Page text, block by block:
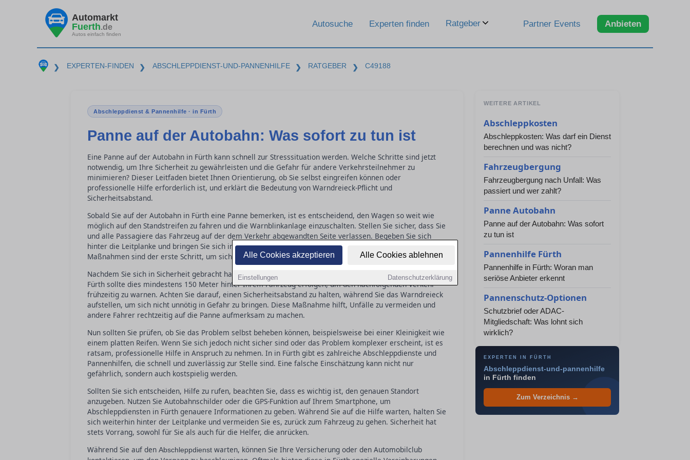
Alle Cookies akzeptieren Alle Cookies ablehnen
Einstellungen Datenschutzerklärung
Automarkt
Fuerth.de
Autos einfach finden
Autosuche Experten finden Ratgeber Partner Events Anbieten
❯ EXPERTEN-FINDEN ❯ ABSCHLEPPDIENST-UND-PANNENHILFE ❯ RATGEBER ❯ C49188
Abschleppdienst & Pannenhilfe · in Fürth
Panne auf der Autobahn: Was sofort zu tun ist
Eine Panne auf der Autobahn in Fürth kann schnell zur Stresssituation werden. Welche Schritte sind jetzt
notwendig, um Ihre Sicherheit zu gewährleisten und die Gefahr für andere Verkehrsteilnehmer zu
minimieren? Dieser Leitfaden bietet Ihnen Orientierung, ob Sie selbst eingreifen können oder
professionelle Hilfe erforderlich ist, und erklärt die Bedeutung von Warndreieck-Pflicht und
Sicherheitsabstand.
Sobald Sie auf der Autobahn in Fürth eine Panne bemerken, ist es entscheidend, den Wagen so weit wie
möglich auf den Standstreifen zu fahren und die Warnblinkanlage einzuschalten. Stellen Sie sicher, dass Sie
und alle Passagiere das Fahrzeug auf der dem Verkehr abgewandten Seite verlassen. Begeben Sie sich
hinter die Leitplanke und bringen Sie sich in Sicherheit, bevor Sie weitere Schritte unternehmen. Diese
Maßnahmen sind der erste Schritt, um sich selbst und andere zu schützen.
Nachdem Sie sich in Sicherheit gebracht haben, ist der nächste Schritt, das Warndreieck aufzustellen. In in
Fürth sollte dies mindestens 150 Meter hinter Ihrem Fahrzeug erfolgen, um den nachfolgenden Verkehr
frühzeitig zu warnen. Achten Sie darauf, einen Sicherheitsabstand zu halten, während Sie das Warndreieck
aufstellen, um sich nicht unnötig in Gefahr zu bringen. Diese Maßnahme hilft, Unfälle zu vermeiden und
andere Fahrer rechtzeitig auf die Panne aufmerksam zu machen.
Nun sollten Sie prüfen, ob Sie das Problem selbst beheben können, beispielsweise bei einer Kleinigkeit wie
einem platten Reifen. Wenn Sie sich jedoch nicht sicher sind oder das Problem komplexer erscheint, ist es
ratsam, professionelle Hilfe in Anspruch zu nehmen. In in Fürth gibt es zahlreiche Abschleppdienste und
Pannenhilfen, die schnell und zuverlässig zur Stelle sind. Eine falsche Einschätzung kann nicht nur
gefährlich, sondern auch kostspielig werden.
Sollten Sie sich entscheiden, Hilfe zu rufen, beachten Sie, dass es wichtig ist, den genauen Standort
anzugeben. Nutzen Sie Autobahnschilder oder die GPS-Funktion auf Ihrem Smartphone, um
Abschleppdiensten in Fürth genauere Informationen zu geben. Während Sie auf die Hilfe warten, halten Sie
sich weiterhin hinter der Leitplanke und vermeiden Sie es, zurück zum Fahrzeug zu gehen. Sicherheit hat
stets Vorrang, sowohl für Sie als auch für die Helfer, die anrücken.
Während Sie auf den Abschleppdienst warten, können Sie Ihre Versicherung oder den Automobilclub
WEITERE ARTIKEL
Abschleppkosten
Abschleppkosten: Was darf ein Dienst
berechnen und was nicht?
Fahrzeugbergung
Fahrzeugbergung nach Unfall: Was
passiert und wer zahlt?
Panne Autobahn
Panne auf der Autobahn: Was sofort
zu tun ist
Pannenhilfe Fürth
Pannenhilfe in Fürth: Woran man
seriöse Anbieter erkennt
Pannenschutz-Optionen
Schutzbrief oder ADAC-
Mitgliedschaft: Was lohnt sich
wirklich?
EXPERTEN IN FÜRTH
Abschleppdienst-und-pannenhilfe
in Fürth finden
Zum Verzeichnis →